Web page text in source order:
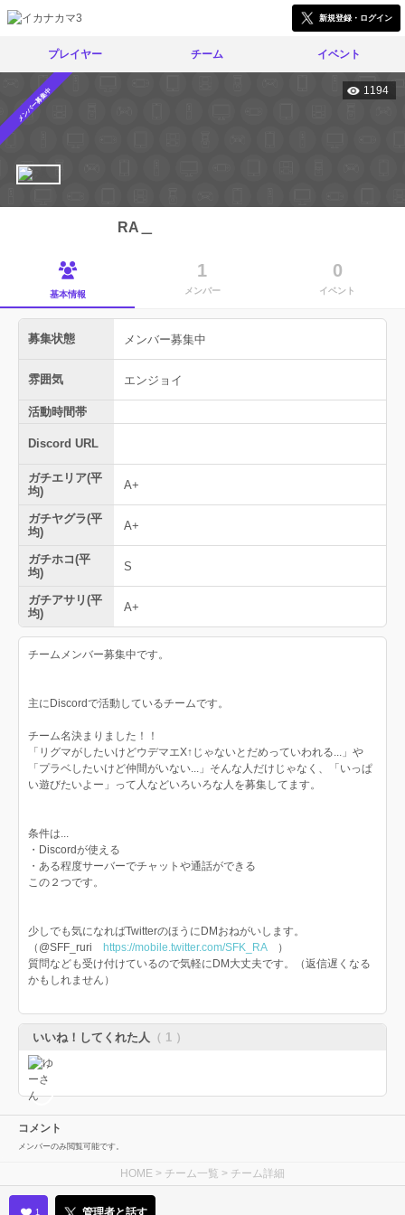
新規登録・ログイン
プレイヤー チーム イベント
メンバー募集中 1194
RA＿
基本情報
1
メンバー
0
イベント
募集状態 メンバー募集中
雰囲気 エンジョイ
活動時間帯
Discord URL
ガチエリア(平
均)
A+
ガチヤグラ(平
均)
A+
ガチホコ(平
均)
S
ガチアサリ(平
均)
A+
チームメンバー募集中です。
主にDiscordで活動しているチームです。
チーム名決まりました！！
「リグマがしたいけどウデマエX↑じゃないとだめっていわれる...」や
「プラベしたいけど仲間がいない...」そんな人だけじゃなく、「いっぱ
い遊びたいよー」って人などいろいろな人を募集してます。
条件は...
・Discordが使える
・ある程度サーバーでチャットや通話ができる
この２つです。
少しでも気になればTwitterのほうにDMおねがいします。
（@SFF_ruri
https://mobile.twitter.com/SFK_RA）
質問なども受け付けているので気軽にDM大丈夫です。（返信遅くなる
かもしれません）
いいね！してくれた人 （ 1 ）
コメント
メンバーのみ閲覧可能です。
HOME > チーム一覧 > チーム詳細
1 管理者と話す